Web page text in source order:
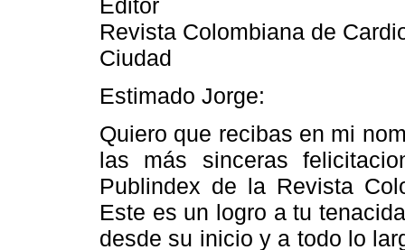
Editor
Revista Colombiana de
Ciudad
Estimado Jorge:
Quiero que recibas en mi
las más sinceras
Publindex de la Revista
Este es un logro a tu
desde su inicio y a todo lo